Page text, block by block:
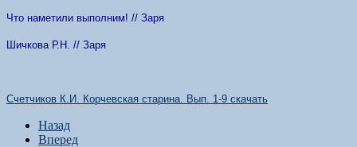
Что наметили выполним! // Заря
Шичкова Р.Н. // Заря
Счетчиков К.И. Корчевская старина. Вып. 1-9 скачать
Назад
Вперед